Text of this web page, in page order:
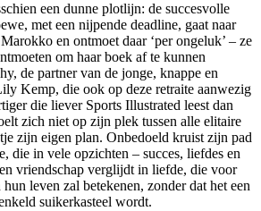
een dunne plotlijn: de succesvolle
met een nijpende deadline, gaat naar
en ontmoet daar ‘per ongeluk’ – ze
om haar boek af te kunnen
de partner van de jonge, knappe en
Kemp, die ook op deze retraite aanwezig
die liever Sports Illustrated leest dan
zich niet op zijn plek tussen alle elitaire
zijn eigen plan. Onbedoeld kruist zijn pad
die in vele opzichten – succes, liefdes en
vriendschap verglijdt in liefde, die voor
leven zal betekenen, zonder dat het een
suikerkasteel wordt.